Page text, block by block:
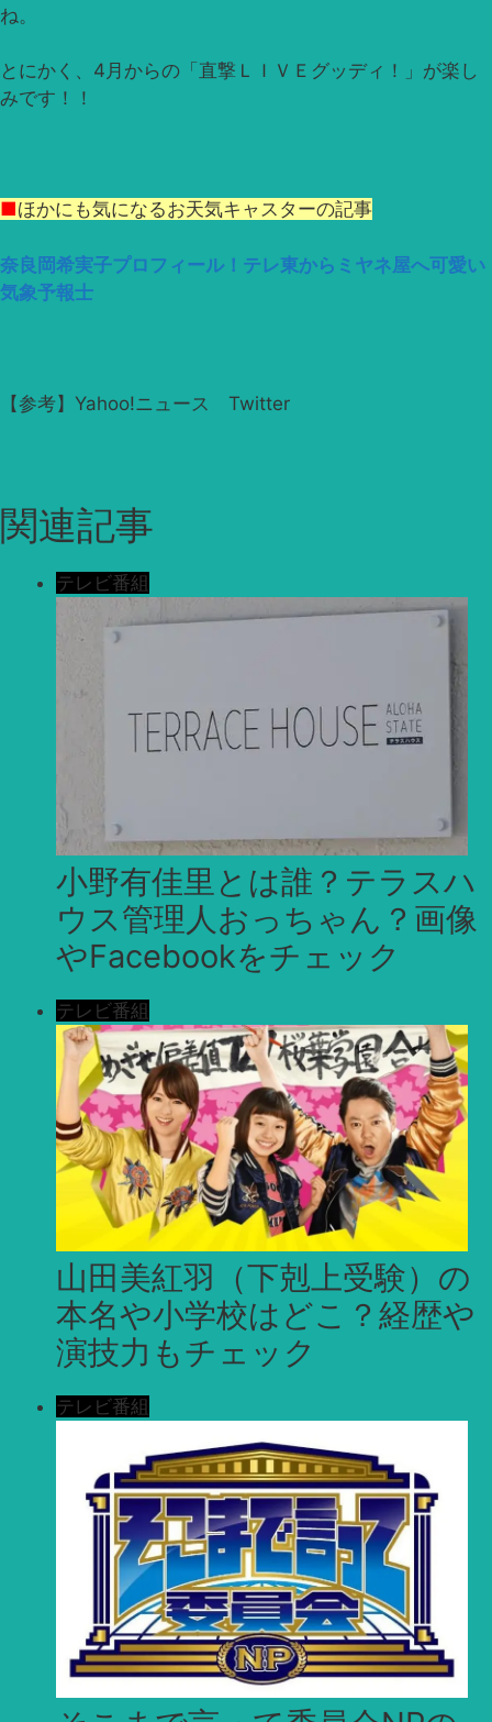
ね。
とにかく、4月からの「直撃ＬＩＶＥグッディ！」が楽し
みです！！
■ほかにも気になるお天気キャスターの記事
奈良岡希実子プロフィール！テレ東からミヤネ屋へ可愛い
気象予報士
【参考】Yahoo!ニュース Twitter
関連記事
テレビ番組
小野有佳里とは誰？テラスハ
ウス管理人おっちゃん？画像
やFacebookをチェック
テレビ番組
山田美紅羽（下剋上受験）の
本名や小学校はどこ？経歴や
演技力もチェック
テレビ番組